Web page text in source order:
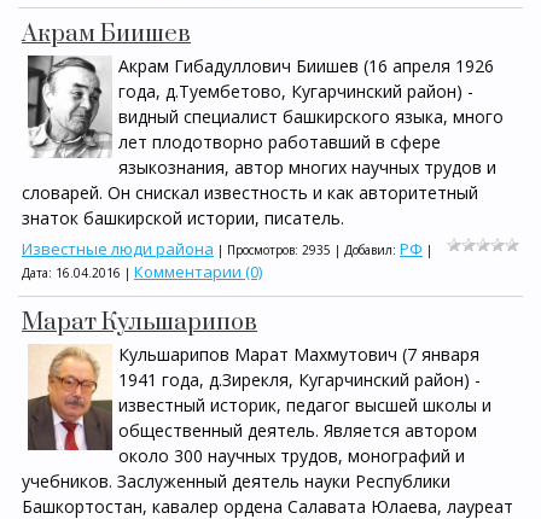
Акрам Биишев
Акрам Гибадуллович Биишев (16 апреля 1926
года, д.Туембетово, Кугарчинский район) -
видный специалист башкирского языка, много
лет плодотворно работавший в сфере
языкознания, автор многих научных трудов и
словарей. Он снискал известность и как авторитетный
знаток башкирской истории, писатель.
Известные люди района | Просмотров: 2935 | Добавил: РФ |
Дата: 16.04.2016 | Комментарии (0)
Марат Кульшарипов
Кульшарипов Марат Махмутович (7 января
1941 года, д.Зирекля, Кугарчинский район) -
известный историк, педагог высшей школы и
общественный деятель. Является автором
около 300 научных трудов, монографий и
учебников. Заслуженный деятель науки Республики
Башкортостан, кавалер ордена Салавата Юлаева, лауреат